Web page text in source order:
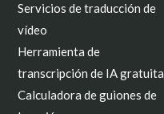
Servicios de traducción de
vídeo
Herramienta de
transcripción de IA gratuita
Calculadora de guiones de